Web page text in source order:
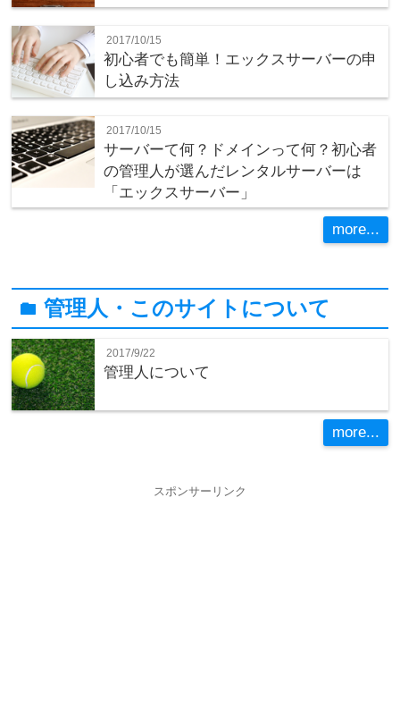
2017/10/15
初心者でも簡単！エックスサーバーの申
し込み方法
2017/10/15
サーバーて何？ドメインって何？初心者
の管理人が選んだレンタルサーバーは
「エックスサーバー」
more...
folder管理人・このサイトについて
2017/9/22
管理人について
more...
スポンサーリンク